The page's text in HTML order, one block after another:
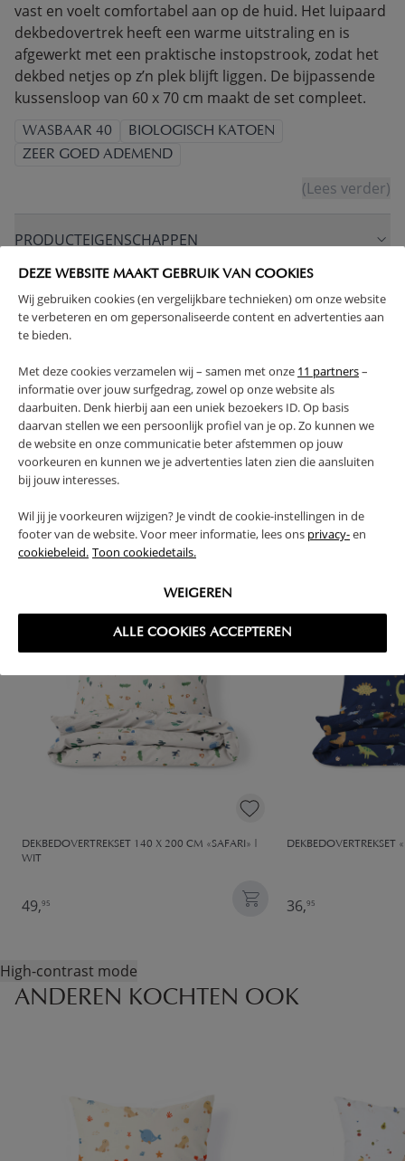
DEZE WEBSITE MAAKT GEBRUIK VAN COOKIES
Wij gebruiken cookies (en vergelijkbare technieken) om onze website
te verbeteren en om gepersonaliseerde content en advertenties aan
te bieden.
Met deze cookies verzamelen wij – samen met onze 11 partners–
informatie over jouw surfgedrag, zowel op onze website als
daarbuiten. Denk hierbij aan een uniek bezoekers ID. Op basis
daarvan stellen we een persoonlijk profiel van je op. Zo kunnen we
de website en onze communicatie beter afstemmen op jouw
voorkeuren en kunnen we je advertenties laten zien die aansluiten
bij jouw interesses.
Wil jij je voorkeuren wijzigen? Je vindt de cookie-instellingen in de
footer van de website. Voor meer informatie, lees ons privacy-en
cookiebeleid. Toon cookiedetails.
WEIGEREN
ALLE COOKIES ACCEPTEREN
vast en voelt comfortabel aan op de huid. Het luipaard
dekbedovertrek heeft een warme uitstraling en is
afgewerkt met een praktische instopstrook, zodat het
dekbed netjes op z’n plek blijft liggen. De bijpassende
kussensloop van 60 x 70 cm maakt de set compleet.
WASBAAR 40
BIOLOGISCH KATOEN
ZEER GOED ADEMEND
(Lees verder)
PRODUCTEIGENSCHAPPEN
PLUS- EN MINPUNTEN
FAQ
RETOUREN
VAAK SAMEN GEKOCHT
DEKBEDOVERTREKSET 140 X 200 CM «SAFARI» |
WIT
49,95 36,95
High-contrast mode
ANDEREN KOCHTEN OOK